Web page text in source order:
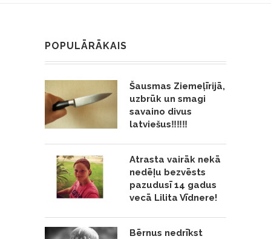
POPULĀRĀKAIS
Šausmas Ziemeļīrijā,
uzbrūk un smagi
savaino divus
latviešus‼️‼️‼️
Atrasta vairāk nekā
nedēļu bezvēsts
pazudusī 14 gadus
vecā Lilita Vīdnere!
Bērnus nedrīkst